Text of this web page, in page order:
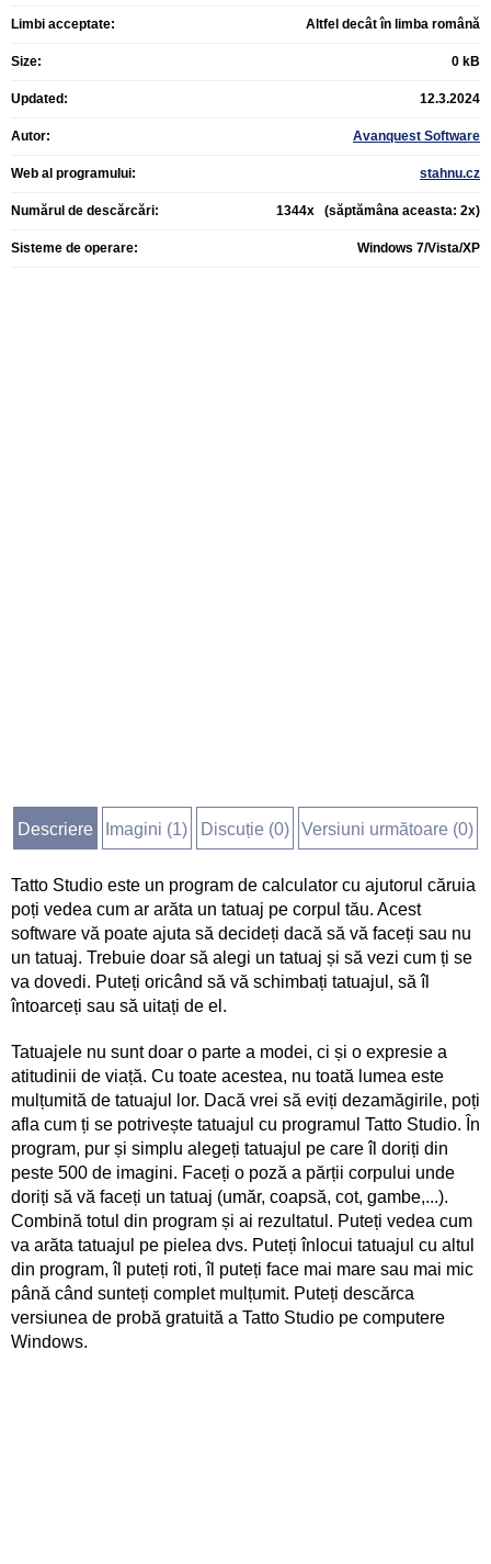
Limbi acceptate: Altfel decât în limba română
Size: 0 kB
Updated: 12.3.2024
Autor: Avanquest Software
Web al programului: stahnu.cz
Numărul de descărcări: 1344x (săptămâna aceasta: 2x)
Sisteme de operare: Windows 7/Vista/XP
Descriere Imagini (1) Discuție (0) Versiuni următoare (0)
Tatto Studio este un program de calculator cu ajutorul căruia
poți vedea cum ar arăta un tatuaj pe corpul tău. Acest
software vă poate ajuta să decideți dacă să vă faceți sau nu
un tatuaj. Trebuie doar să alegi un tatuaj și să vezi cum ți se
va dovedi. Puteți oricând să vă schimbați tatuajul, să îl
întoarceți sau să uitați de el.
Tatuajele nu sunt doar o parte a modei, ci și o expresie a
atitudinii de viață. Cu toate acestea, nu toată lumea este
mulțumită de tatuajul lor. Dacă vrei să eviți dezamăgirile, poți
afla cum ți se potrivește tatuajul cu programul Tatto Studio. În
program, pur și simplu alegeți tatuajul pe care îl doriți din
peste 500 de imagini. Faceți o poză a părții corpului unde
doriți să vă faceți un tatuaj (umăr, coapsă, cot, gambe,...).
Combină totul din program și ai rezultatul. Puteți vedea cum
va arăta tatuajul pe pielea dvs. Puteți înlocui tatuajul cu altul
din program, îl puteți roti, îl puteți face mai mare sau mai mic
până când sunteți complet mulțumit. Puteți descărca
versiunea de probă gratuită a Tatto Studio pe computere
Windows.